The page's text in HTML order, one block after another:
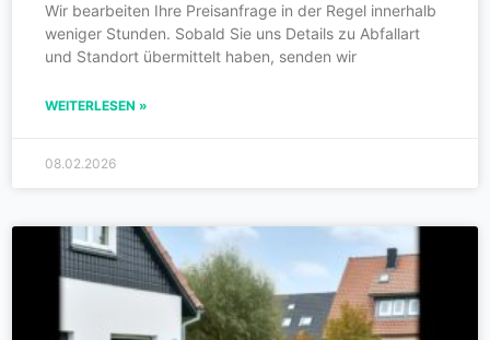
Wir bearbeiten Ihre Preisanfrage in der Regel innerhalb
weniger Stunden. Sobald Sie uns Details zu Abfallart
und Standort übermittelt haben, senden wir
WEITERLESEN »
08.02.2026